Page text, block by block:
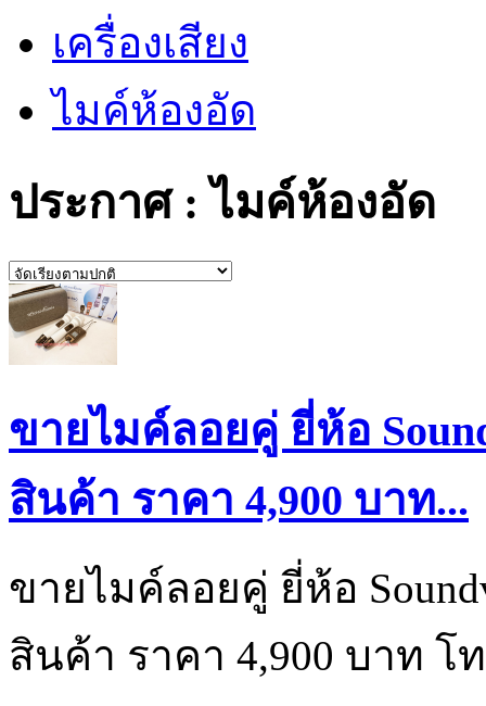
เครื่องเสียง
ไมค์ห้องอัด
ประกาศ : ไมค์ห้องอัด
ขายไมค์ลอยคู่ ยี่ห้อ
สินค้า ราคา 4,900 บาท...
ขายไมค์ลอยคู่ ยี่ห้อ
สินค้า ราคา 4,900 บาท โท